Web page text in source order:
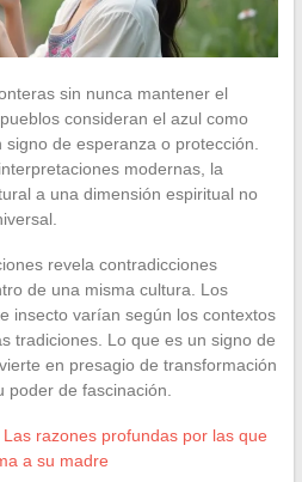
sin nunca mantener el
consideran el azul como
de esperanza o protección.
modernas, la
a una dimensión espiritual no
revela contradicciones
de una misma cultura. Los
insecto varían según los contextos
tradiciones. Lo que es un signo de
en presagio de transformación
de fascinación.
Las razones profundas por las que
a su madre